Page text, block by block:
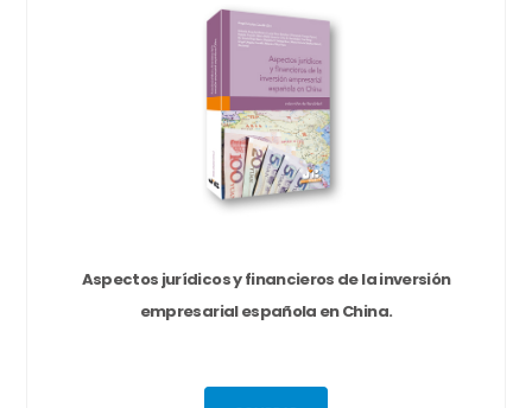
Aspectos jurídicos y financieros de la inversión
empresarial española en China.